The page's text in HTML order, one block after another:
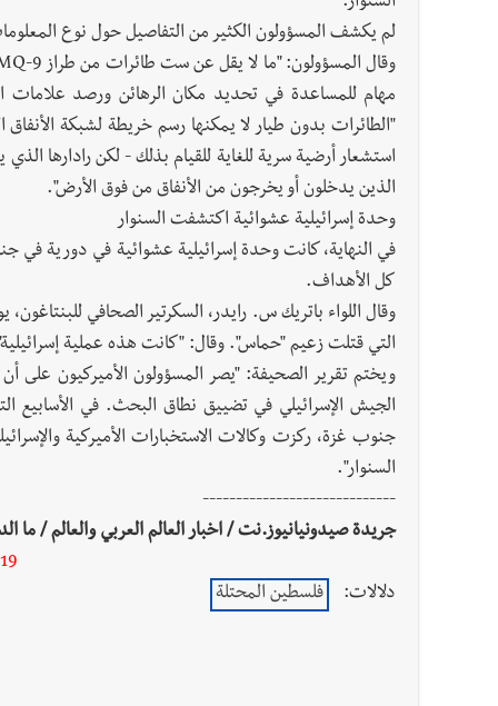
لم يكشف المسؤولون الكثير من التفاصيل حول نوع المعلومات
مهام للمساعدة في تحديد مكان الرهائن ورصد علامات
"الطائرات بدون طيار لا يمكنها رسم خريطة لشبكة
استشعار أرضية سرية للغاية للقيام بذلك - لكن رادارها
الذين يدخلون أو يخرجون من الأنفاق من فوق الأرض".
وحدة إسرائيلية عشوائية اكتشفت السنوار
في النهاية، كانت وحدة إسرائيلية عشوائية في دورية
كل الأهداف.
وقال اللواء باتريك س. رايدر، السكرتير الصحافي
التي قتلت زعيم "حماس". وقال: "كانت هذه عملية
ويختم تقرير الصحيفة: "يصر المسؤولون الأميركيون
الجيش الإسرائيلي في تضييق نطاق البحث. في
جنوب غزة، ركزت وكالات الاستخبارات الأميركية
السنوار".
-----------------------------
جريدة صيدونيانيوز.نت / اخبار العالم العربي والعالم / ما
دلالات:
فلسطين المحتلة